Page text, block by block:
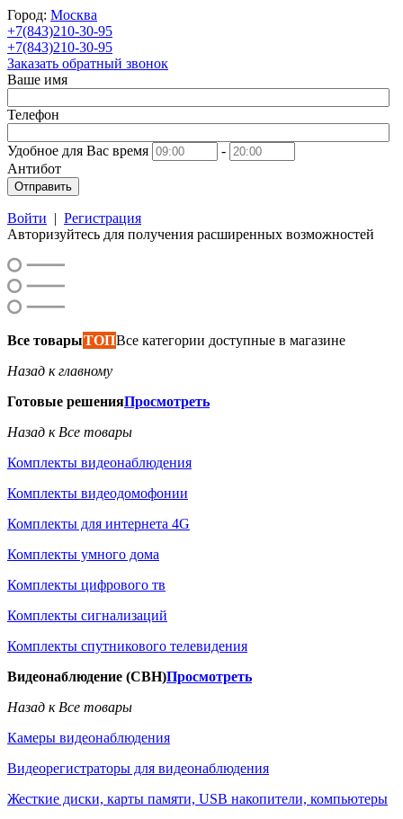
Город: Москва
+7(843)210-30-95
+7(843)210-30-95
Заказать обратный звонок
Ваше имя
Телефон
Удобное для Вас время
-
Антибот
Отправить
Войти | Регистрация
Авторизуйтесь для получения расширенных возможностей
Все товарыТОПВсе категории доступные в магазине
Назад к главному
Готовые решенияПросмотреть
Назад к Все товары
Комплекты видеонаблюдения
Комплекты видеодомофонии
Комплекты для интернета 4G
Комплекты умного дома
Комплекты цифрового тв
Комплекты сигнализаций
Комплекты спутникового телевидения
Видеонаблюдение (СВН)Просмотреть
Назад к Все товары
Камеры видеонаблюдения
Видеорегистраторы для видеонаблюдения
Жесткие диски, карты памяти, USB накопители, компьютеры